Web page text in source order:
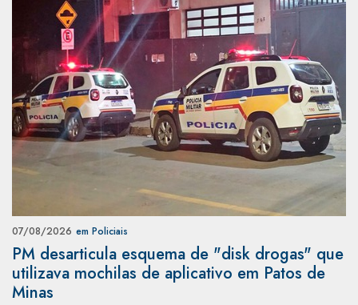
07/08/2026 em Policiais
PM desarticula esquema de "disk drogas" que
utilizava mochilas de aplicativo em Patos de
Minas